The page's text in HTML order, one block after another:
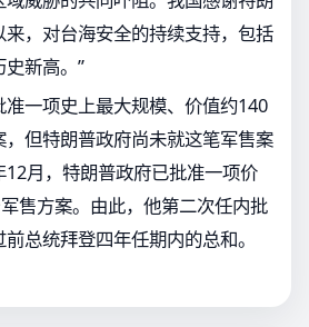
，对台海安全的持续支持，包括
新高。”
准一项史上最大规模、价值约140
但特朗普政府尚未就这笔军售案
月，特朗普政府已批准一项价
售方案。由此，他第二次任内批
总统拜登四年任期内的总和。